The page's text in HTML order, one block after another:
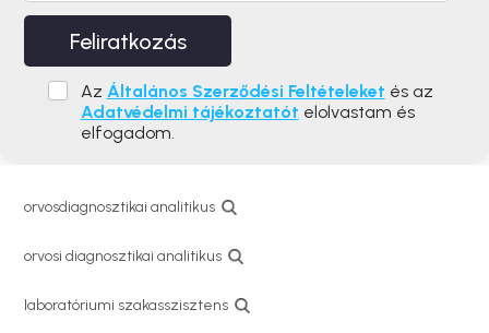
Feliratkozás
Az Általános Szerződési Feltételeket és az
Adatvédelmi tájékoztatót elolvastam és
elfogadom.
orvosdiagnosztikai analitikus
orvosi diagnosztikai analitikus
laboratóriumi szakasszisztens